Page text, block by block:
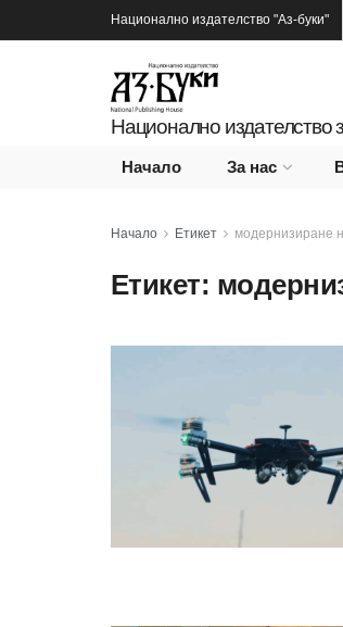
Национално издателство "Аз-буки"
Национално издателство
Начало За нас
Начало Етикет модернизиране
Етикет: